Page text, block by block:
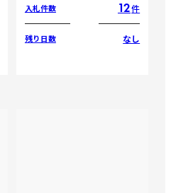
入札件数 12件
残り日数 なし